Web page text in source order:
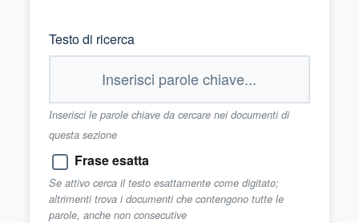
Testo di ricerca
Inserisci le parole chiave da cercare nei documenti di
questa sezione
Frase esatta
Se attivo cerca il testo esattamente come digitato;
altrimenti trova i documenti che contengono tutte le
parole, anche non consecutive